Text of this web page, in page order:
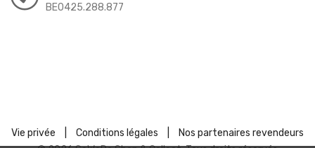
BE0425.288.877
Vie privée Conditions légales
Nos partenaires revendeurs